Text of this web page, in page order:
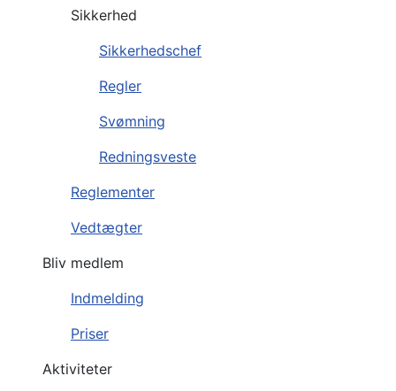
Sikkerhed
Sikkerhedschef
Regler
Svømning
Redningsveste
Reglementer
Vedtægter
Bliv medlem
Indmelding
Priser
Aktiviteter